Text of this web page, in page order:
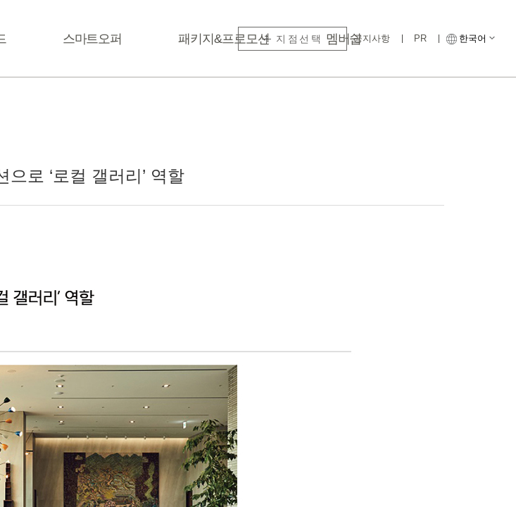
스마트오퍼 패키지&프로모션 멤버쉽
지점선택 공지사항 PR 한국어
로 ‘로컬 갤러리’ 역할